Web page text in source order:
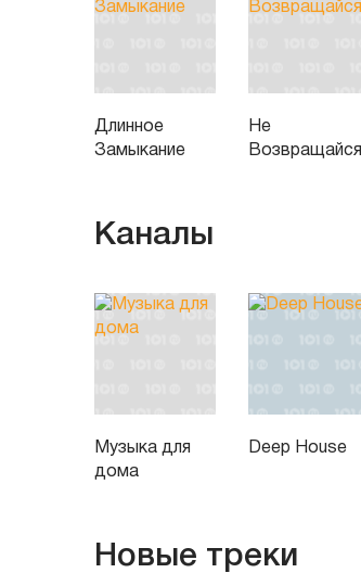
Длинное
Замыкание
Не
Возвращайся
Каналы
Музыка для
дома
Deep House
Новые треки